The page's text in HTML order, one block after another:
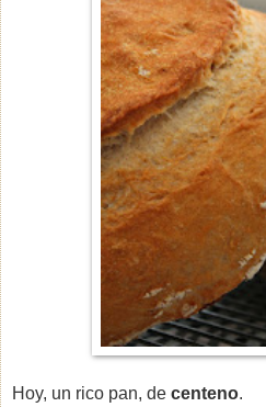
Hoy, un rico pan, de centeno.